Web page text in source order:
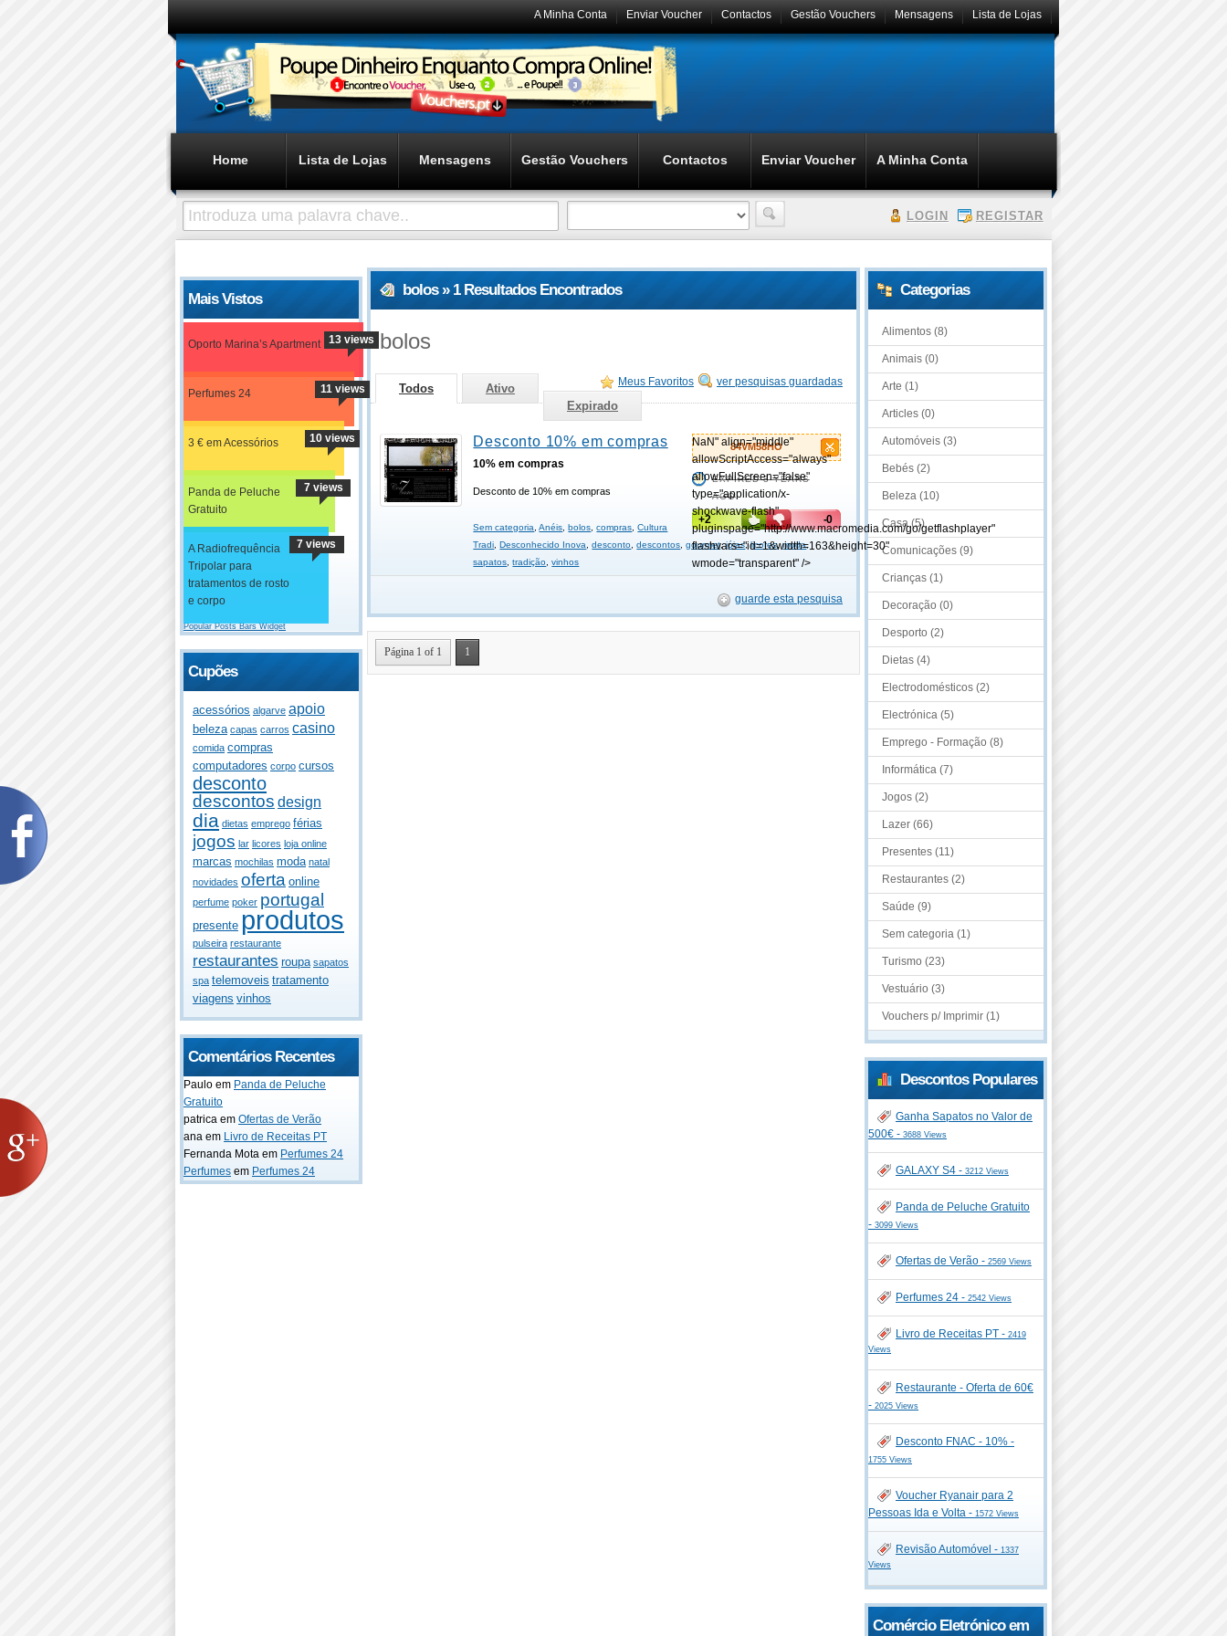
Lista de Lojas
Mensagens
Gestão Vouchers
Contactos
Enviar Voucher
A Minha Conta
Home Lista de Lojas Mensagens Gestão Vouchers Contactos Enviar Voucher A Minha Conta
LOGIN REGISTAR
Mais Vistos
Oporto Marina’s Apartment 13 views
Perfumes 24 11 views
3 € em Acessórios 10 views
Panda de Peluche
Gratuito
7 views
A Radiofrequência
Tripolar para
tratamentos de rosto
e corpo
7 views
Popular Posts Bars Widget
Cupões
acessórios algarve apoio
beleza capas carros casino
comida compras
computadores corpo cursos
desconto
descontos design
dia dietas emprego férias
jogos lar licores loja online
marcas mochilas moda natal
novidades oferta online
perfume poker portugal
presente produtos
pulseira restaurante
restaurantes roupa sapatos
spa telemoveis tratamento
viagens vinhos
Comentários Recentes
Paulo em Panda de Peluche
Gratuito
patrica em Ofertas de Verão
ana em Livro de Receitas PT
Fernanda Mota em Perfumes 24
Perfumes em Perfumes 24
bolos » 1 Resultados Encontrados
bolos
ver pesquisas guardadas
Meus Favoritos
Todos
Ativo
Expirado
84VM58HO
NaN" align="middle"
allowScriptAccess="always"
allowFullScreen="false"
type="application/x-
shockwave-flash"
pluginspage="http://www.macromedia.com/go/getflashplayer"
flashvars="id=1&width=163&height=30"
wmode="transparent" />
EXPIRED 3 YEARS
AGO
+2 -0
Desconto 10% em compras
10% em compras
Desconto de 10% em compras
Sem categoria ,Anéis ,bolos ,compras ,Cultura
Tradi ,Desconhecido Inova ,desconto ,descontos ,gourmet,jóias,licores,moda,
sapatos ,tradição ,vinhos
guarde esta pesquisa
Página 1 of 1 1
Categorias
Alimentos (8)
Animais (0)
Arte (1)
Articles (0)
Automóveis (3)
Bebés (2)
Beleza (10)
Casa (5)
Comunicações (9)
Crianças (1)
Decoração (0)
Desporto (2)
Dietas (4)
Electrodomésticos (2)
Electrónica (5)
Emprego - Formação (8)
Informática (7)
Jogos (2)
Lazer (66)
Presentes (11)
Restaurantes (2)
Saúde (9)
Sem categoria (1)
Turismo (23)
Vestuário (3)
Vouchers p/ Imprimir (1)
Descontos Populares
Ganha Sapatos no Valor de
500€ - 3688 Views
GALAXY S4 - 3212 Views
Panda de Peluche Gratuito
- 3099 Views
Ofertas de Verão - 2569 Views
Perfumes 24 - 2542 Views
Livro de Receitas PT - 2419
Views
Restaurante - Oferta de 60€
- 2025 Views
Desconto FNAC - 10% -
1755 Views
Voucher Ryanair para 2
Pessoas Ida e Volta - 1572 Views
Revisão Automóvel - 1337
Views
Comércio Eletrónico em